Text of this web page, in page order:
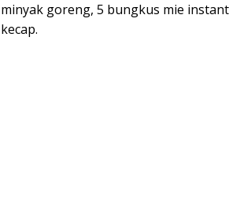
minyak goreng, 5 bungkus mie
kecap.